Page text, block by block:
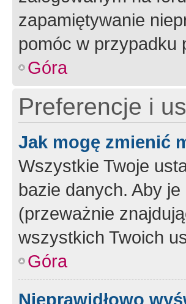
zapamiętywanie
pomóc w przypadku
Góra
Preferencje i
Jak mogę zmienić
Wszystkie Twoje
bazie danych. Aby
(przeważnie
wszystkich Twoich
Góra
Nieprawidłowo